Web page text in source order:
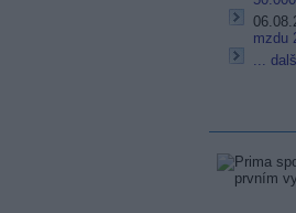
mzdu
...